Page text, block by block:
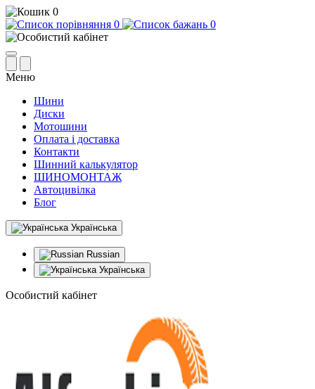
0
0
0
Меню
Шини
Диски
Мотошини
Оплата і доставка
Контакти
Шинний калькулятор
ШИНОМОНТАЖ
Автоцивілка
Блог
Українська
Russian
Українська
Особистий кабінет